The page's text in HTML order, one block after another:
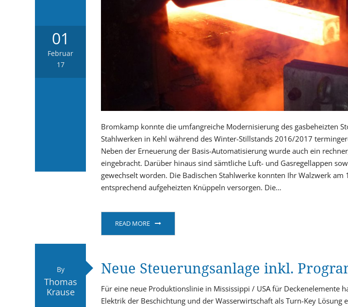
01
Februar
17
Bromkamp konnte die umfangreiche Modernisierung des gasbeheizten
Stahlwerken in Kehl während des Winter-Stillstands 2016/2017
Neben der Erneuerung der Basis-Automatisierung wurde auch ein
eingebracht. Darüber hinaus sind sämtliche Luft- und Gasregellappen
gewechselt worden. Die Badischen Stahlwerke konnten Ihr Walzwerk
entsprechend aufgeheizten Knüppeln versorgen. Die…
READ MORE
By
Thomas
Krause
Neue Steuerungsanlage inkl.
Für eine neue Produktionslinie in Mississippi / USA für Deckenelemente
Elektrik der Beschichtung und der Wasserwirtschaft als Turn-Key Lösung